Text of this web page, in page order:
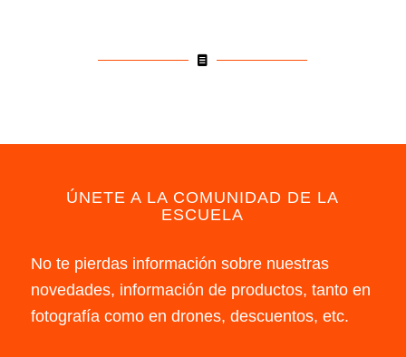
ÚNETE A LA COMUNIDAD DE LA
ESCUELA
No te pierdas información sobre nuestras
novedades, información de productos, tanto en
fotografía como en drones, descuentos, etc.